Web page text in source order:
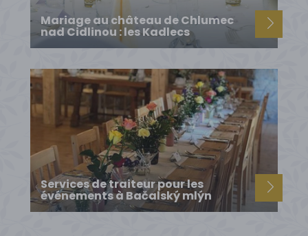
Mariage au château de Chlumec
nad Cidlinou : les Kadlecs
Services de traiteur pour les
événements à Bačalský mlýn